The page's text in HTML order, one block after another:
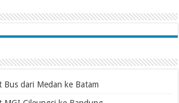
Bus dari Medan ke Batam